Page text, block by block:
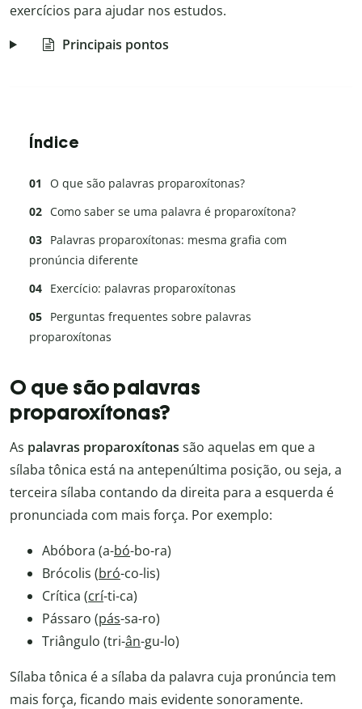
exercícios para ajudar nos estudos.
Principais pontos
Índice
O que são palavras proparoxítonas?
Como saber se uma palavra é proparoxítona?
Palavras proparoxítonas: mesma grafia com
pronúncia diferente
Exercício: palavras proparoxítonas
Perguntas frequentes sobre palavras
proparoxítonas
O que são palavras
proparoxítonas?
As palavras proparoxítonas são aquelas em que a
sílaba tônica está na antepenúltima posição, ou seja, a
terceira sílaba contando da direita para a esquerda é
pronunciada com mais força. Por exemplo:
Abóbora (a-bó-bo-ra)
Brócolis (bró-co-lis)
Crítica (crí-ti-ca)
Pássaro (pás-sa-ro)
Triângulo (tri-ân-gu-lo)
Sílaba tônica é a sílaba da palavra cuja pronúncia tem
mais força, ficando mais evidente sonoramente.